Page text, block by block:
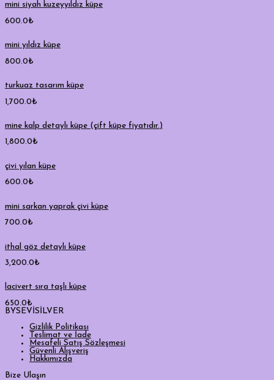
mini siyah kuzeyyıldız küpe
600.0₺
mini yıldız küpe
800.0₺
turkuaz tasarım küpe
1,700.0₺
mine kalp detaylı küpe (çift küpe fiyatıdır.)
1,800.0₺
çivi yılan küpe
600.0₺
mini sarkan yaprak çivi küpe
700.0₺
ithal göz detaylı küpe
3,200.0₺
lacivert sıra taşlı küpe
650.0₺
BYSEVİSİLVER
Gizlilik Politikası
Teslimat ve İade
Mesafeli Satış Sözleşmesi
Güvenli Alışveriş
Hakkımızda
Bize Ulaşın